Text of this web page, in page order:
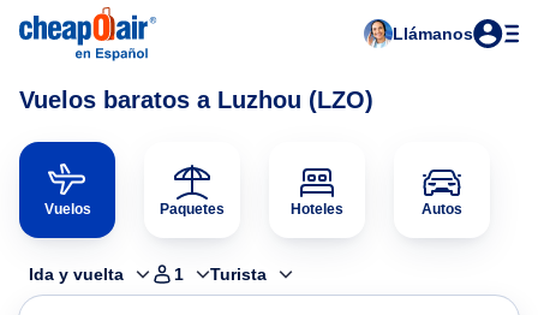
Llámanos
Vuelos baratos a Luzhou (LZO)
Vuelos Paquetes Hoteles Autos
Ida y vuelta 1 Turista